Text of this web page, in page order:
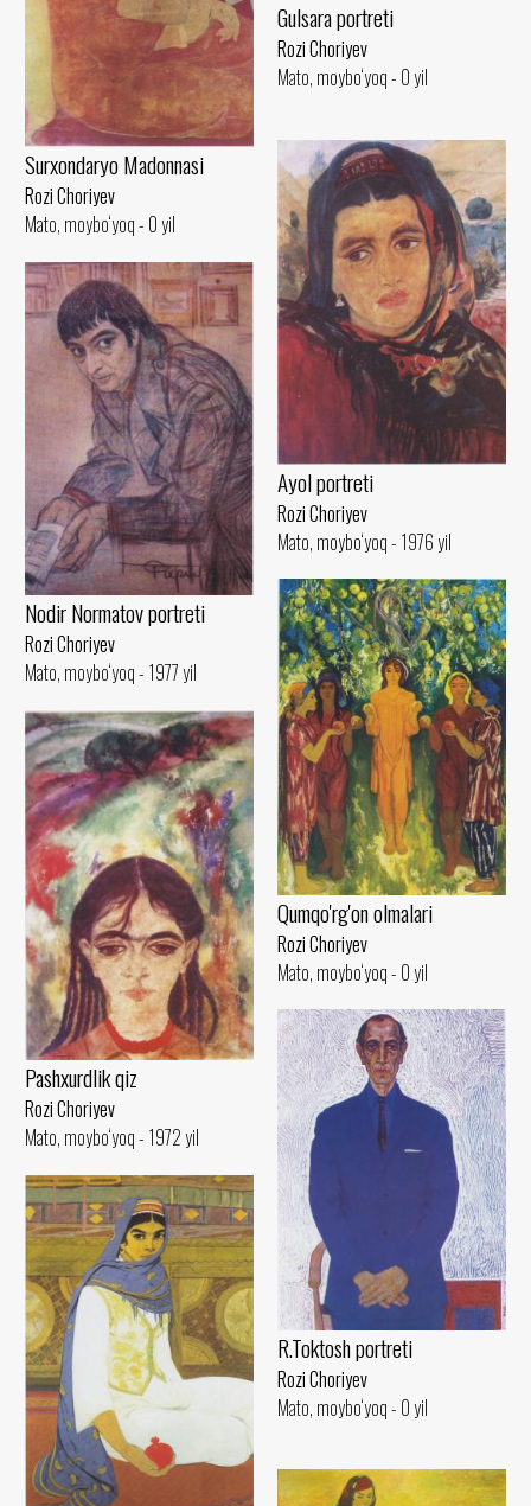
Gulsara portreti
Rozi Choriyev
Mato, moybo‘yoq - 0 yil
Surxondaryo Madonnasi
Rozi Choriyev
Mato, moybo‘yoq - 0 yil
Ayol portreti
Rozi Choriyev
Mato, moybo‘yoq - 1976 yil
Nodir Normatov portreti
Rozi Choriyev
Mato, moybo‘yoq - 1977 yil
Qumqo'rg'on olmalari
Rozi Choriyev
Mato, moybo‘yoq - 0 yil
Pashxurdlik qiz
Rozi Choriyev
Mato, moybo‘yoq - 1972 yil
R.Toktosh portreti
Rozi Choriyev
Mato, moybo‘yoq - 0 yil